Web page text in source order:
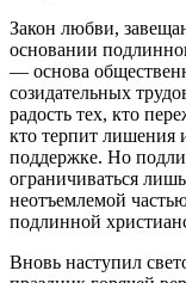
Закон любви,
основании
— основа
созидательных
радость тех, кто
кто терпит лишения
поддержке. Но
ограничиваться
неотъемлемой
подлинной
Вновь наступил